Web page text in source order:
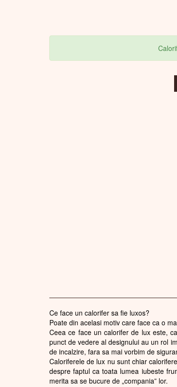
Ce face un calorifer sa fie luxos?
Poate din acelasi motiv care face ca o
Ceea ce face un calorifer de lux este,
punct de vedere al designului au un rol
de incalzire, fara sa mai vorbim de
Caloriferele de lux nu sunt chiar
despre faptul ca toata lumea iubeste
merita sa se bucure de „compania” lor.